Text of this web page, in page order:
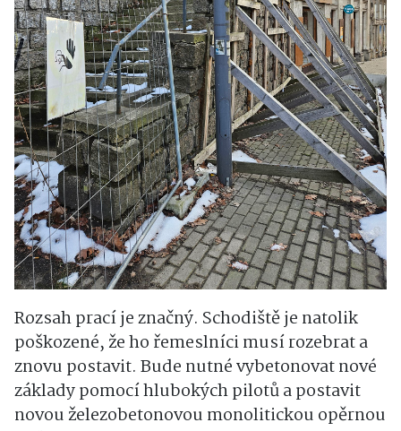
Rozsah prací je značný. Schodiště je natolik
poškozené, že ho řemeslníci musí rozebrat a
znovu postavit. Bude nutné vybetonovat nové
základy pomocí hlubokých pilotů a postavit
novou železobetonovou monolitickou opěrnou